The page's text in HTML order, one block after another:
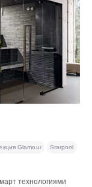
технологиями
Glamour Starpool